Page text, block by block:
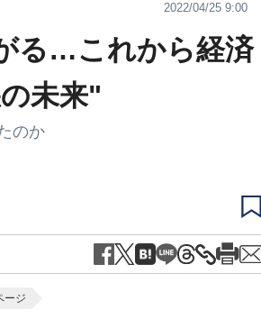
2022/04/25 9:00
る…これから経済
未来"
のか
ージ